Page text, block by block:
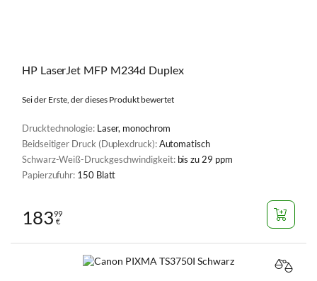
HP LaserJet MFP M234d Duplex
Sei der Erste, der dieses Produkt bewertet
Drucktechnologie: Laser, monochrom
Beidseitiger Druck (Duplexdruck):Automatisch
Schwarz-Weiß-Druckgeschwindigkeit: bis zu 29 ppm
Papierzufuhr: 150 Blatt
18399
€